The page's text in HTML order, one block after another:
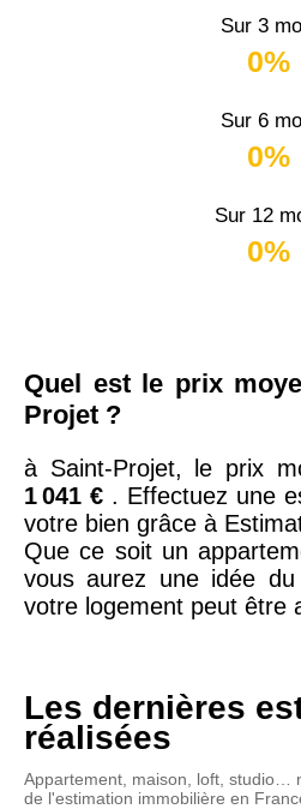
Sur 3
0%
Sur 6
0%
Sur 12
0%
Quel est le prix
Projet ?
à Saint-Projet, le prix
1 041 € . Effectuez une
votre bien grâce à
Que ce soit un
vous aurez une idée du
votre logement peut être
Les dernières
réalisées
Appartement, maison, loft, studio…
de l'estimation immobilière en